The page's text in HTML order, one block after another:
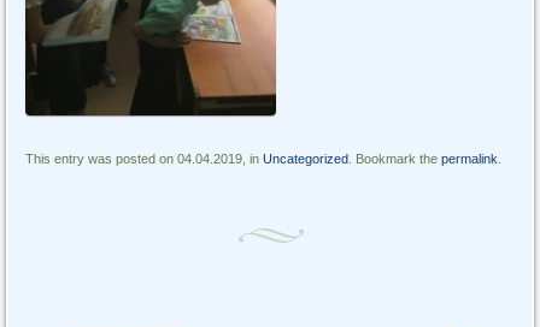
This entry was posted on 04.04.2019, inUncategorized . Bookmark thepermalink